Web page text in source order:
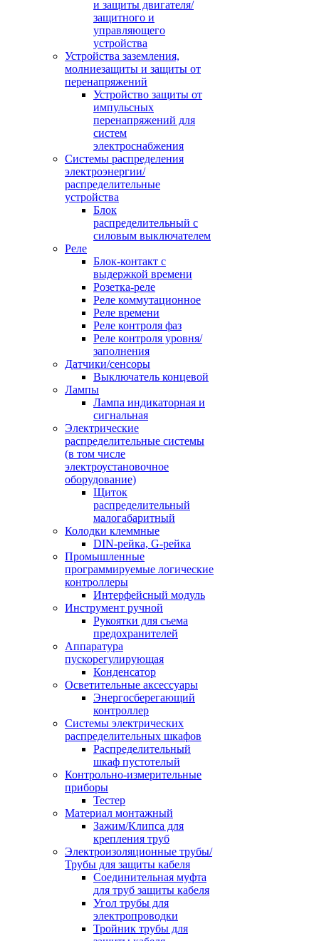
и защиты двигателя/
защитного и
управляющего
устройства
Устройства заземления,
молниезащиты и защиты от
перенапряжений
Устройство защиты от
импульсных
перенапряжений для
систем
электроснабжения
Системы распределения
электроэнергии/
распределительные
устройства
Блок
распределительный с
силовым выключателем
Реле
Блок-контакт с
выдержкой времени
Розетка-реле
Реле коммутационное
Реле времени
Реле контроля фаз
Реле контроля уровня/
заполнения
Датчики/сенсоры
Выключатель концевой
Лампы
Лампа индикаторная и
сигнальная
Электрические
распределительные системы
(в том числе
электроустановочное
оборудование)
Щиток
распределительный
малогабаритный
Колодки клеммные
DIN-рейка, G-рейка
Промышленные
программируемые логические
контроллеры
Интерфейсный модуль
Инструмент ручной
Рукоятки для съема
предохранителей
Аппаратура
пускорегулирующая
Конденсатор
Осветительные аксессуары
Энергосберегающий
контроллер
Системы электрических
распределительных шкафов
Распределительный
шкаф пустотелый
Контрольно-измерительные
приборы
Тестер
Материал монтажный
Зажим/Клипса для
крепления труб
Электроизоляционные трубы/
Трубы для защиты кабеля
Соединительная муфта
для труб защиты кабеля
Угол трубы для
электропроводки
Тройник трубы для